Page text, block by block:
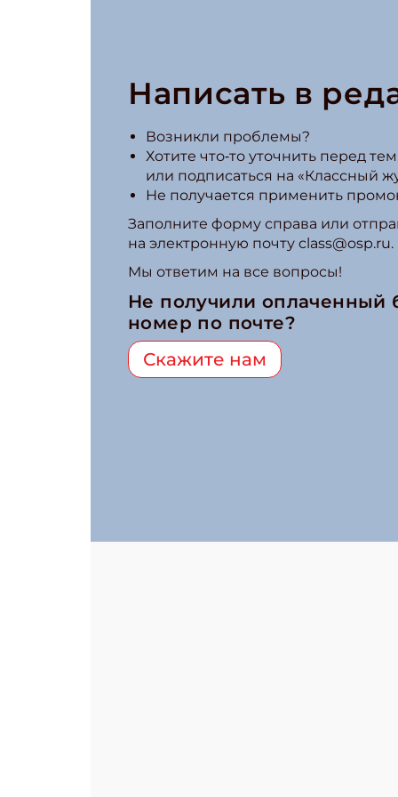
Написать в
Возникли проблемы?
Хотите что‑то уточнить перед
или подписаться на «Классный
Не получается применить
Заполните форму справа или
на электронную почту class@osp.ru.
Мы ответим на все вопросы!
Не получили оплаченный
номер по почте?
Скажите нам